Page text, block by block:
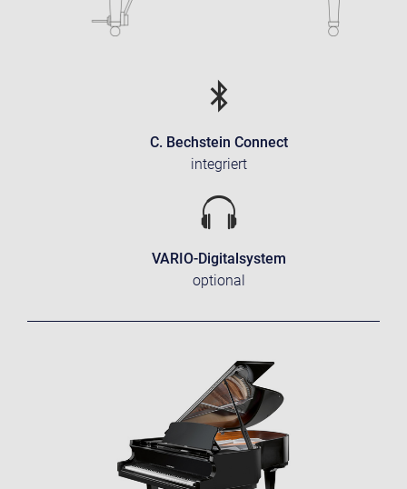
C. Bechstein Connect
integriert
VARIO-Digitalsystem
optional